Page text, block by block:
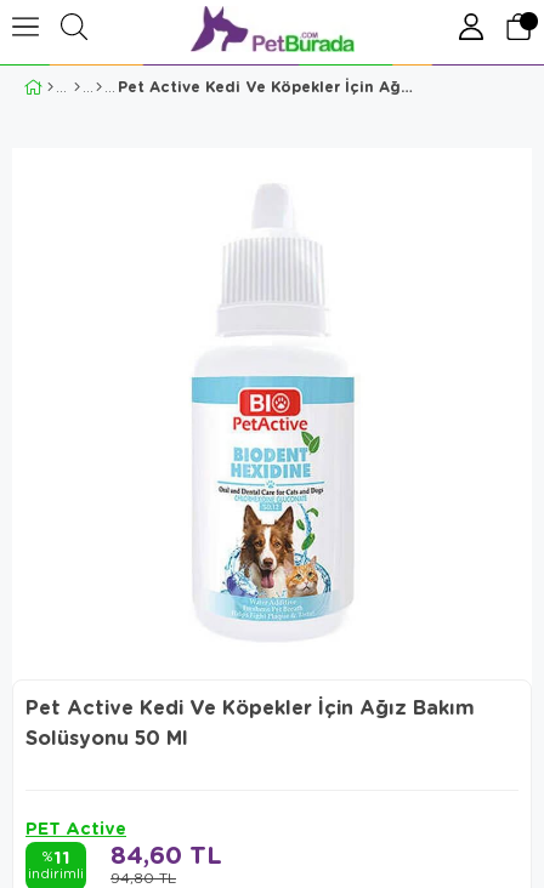
Pet Active Kedi Ve Köpekler İçin Ağız Bakım Solüsyonu 50 Ml
Pet Active Kedi Ve Köpekler İçin Ağız Bakım
Solüsyonu 50 Ml
PET Active
%11
indirimli 94,80 TL
84,60 TL